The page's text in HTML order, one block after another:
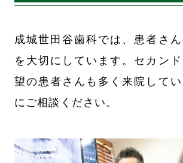
成城世田谷歯科では、患者さ
を大切にしています。セカン
望の患者さんも多く来院して
にご相談ください。